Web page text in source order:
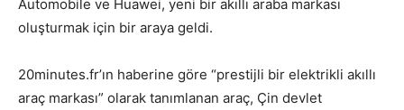
Automobile ve Huawei, yeni bir akıllı araba markası
oluşturmak için bir araya geldi.
20minutes.fr’ın haberine göre “prestijli bir elektrikli akıllı
araç markası” olarak tanımlanan araç, Çin devlet